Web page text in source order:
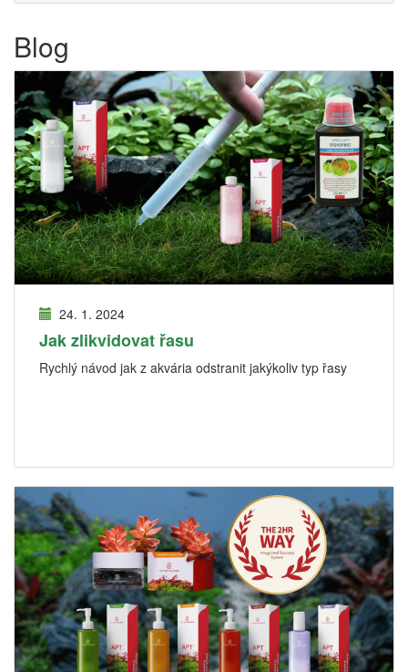
Blog
24. 1. 2024
Jak zlikvidovat řasu
Rychlý návod jak z akvária odstranit jakýkoliv typ řasy